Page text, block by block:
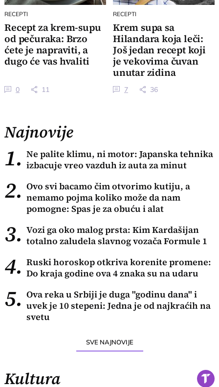
RECEPTI
Recept za krem-supu
od pečuraka: Brzo
ćete je napraviti, a
dugo će vas hvaliti
0 11
RECEPTI
Krem supa sa
Hilandara koja leči:
Još jedan recept koji
je vekovima čuvan
unutar zidina
manastira
7 36
Najnovije
1. Ne palite klimu, ni motor: Japanska tehnika
izbacuje vreo vazduh iz auta za minut
2. Ovo svi bacamo čim otvorimo kutiju, a
nemamo pojma koliko može da nam
pomogne: Spas je za obuću i alat
3. Vozi ga oko malog prsta: Kim Kardašijan
totalno zaludela slavnog vozača Formule 1
4. Ruski horoskop otkriva korenite promene:
Do kraja godine ova 4 znaka su na udaru
5. Ova reka u Srbiji je duga "godinu dana" i
uvek je 10 stepeni: Jedna je od najkraćih na
svetu
SVE NAJNOVIJE
Kultura